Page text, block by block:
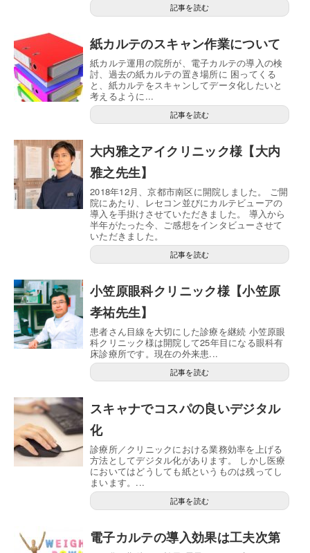
記事を読む
紙カルテのスキャン作業について
紙カルテ運用の院所が、電子カルテの導入の検
討、過去の紙カルテの置き場所に 困ってくる
と、紙カルテをスキャンしてデータ化したいと
考えるように...
記事を読む
大内雅之アイクリニック様【大内
雅之先生】
2018年12月、京都市南区に開院しました。 ご開
院にあたり、レセコン並びにカルテビューアの
導入を手掛けさせていただきました。 導入から
半年がたった今、ご感想をインタビューさせて
いただきました。
記事を読む
小笠原眼科クリニック様【小笠原
孝祐先生】
患者さん目線を大切にした診療を継続 小笠原眼
科クリニック様は開院して25年目になる眼科有
床診療所です。現在の外来患...
記事を読む
スキャナでコスパの良いデジタル
化
診療所／クリニックにおける業務効率を上げる
方法としてデジタル化があります。 しかし医療
においてはどうしても紙というものは残ってし
まいます。...
記事を読む
電子カルテの導入効果は工夫次第